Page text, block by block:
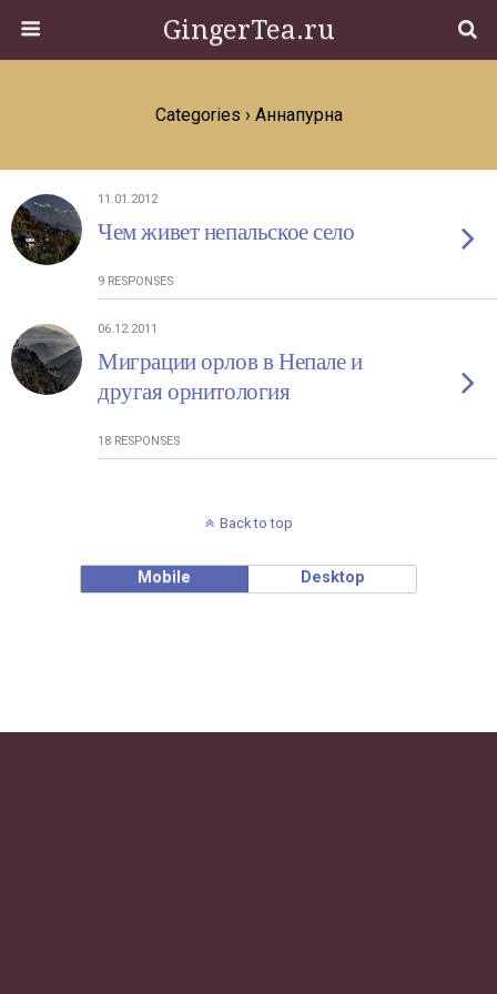
GingerTea.ru
Categories › Аннапурна
11.01.2012
Чем живет непальское село
9 RESPONSES
06.12.2011
Миграции орлов в Непале и
другая орнитология
18 RESPONSES
Back to top
Mobile Desktop